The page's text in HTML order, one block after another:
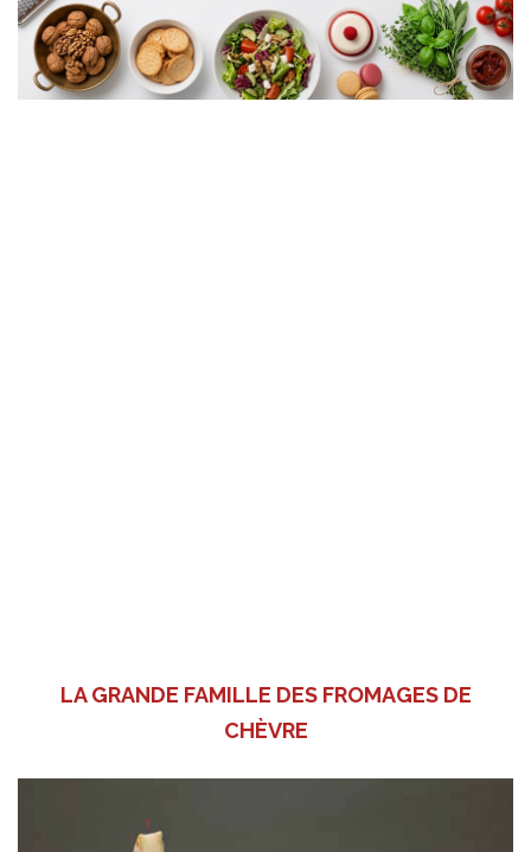
LA GRANDE FAMILLE DES FROMAGES DE
CHÈVRE